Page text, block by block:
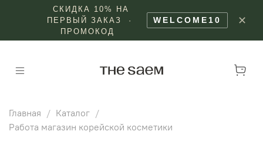
СКИДКА 10% НА
ПЕРВЫЙ ЗАКАЗ ·
ПРОМОКОД
WELCOME10 ✕
Главная
Каталог
Работа магазин корейской косметики